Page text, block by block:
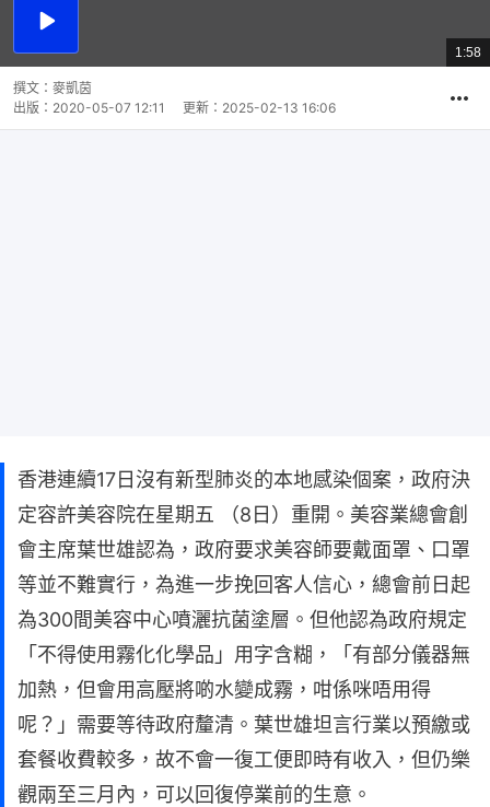
播
總
共
1:58
撰文： 麥凱茵
出版： 2020-05-07 12:11 更新： 2025-02-13 16:06
香港連續17日沒有新型肺炎的本地感染個案，政府決
定容許美容院在星期五 （8日）重開。美容業總會創
會主席葉世雄認為，政府要求美容師要戴面罩、口罩
等並不難實行，為進一步挽回客人信心，總會前日起
為300間美容中心噴灑抗菌塗層。但他認為政府規定
「不得使用霧化化學品」用字含糊，「有部分儀器無
加熱，但會用高壓將啲水變成霧，咁係咪唔用得
呢？」需要等待政府釐清。葉世雄坦言行業以預繳或
套餐收費較多，故不會一復工便即時有收入，但仍樂
觀兩至三月內，可以回復停業前的生意。